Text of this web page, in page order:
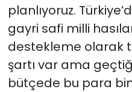
planlıyoruz.
gayri safi milli
destekleme olarak
şartı var ama
bütçede bu para